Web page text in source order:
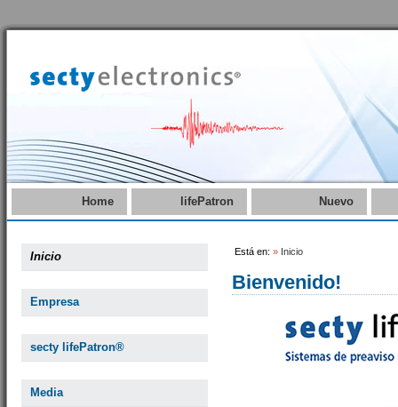
Home lifePatron Nuevo
Inicio
Empresa
secty lifePatron®
Media
Está en: » Inicio
Bienvenido!